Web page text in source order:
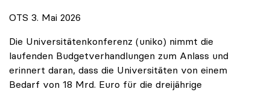
OTS 3. Mai 2026
Die Universitätenkonferenz (uniko) nimmt die
laufenden Budgetverhandlungen zum Anlass und
erinnert daran, dass die Universitäten von einem
Bedarf von 18 Mrd. Euro für die dreijährige